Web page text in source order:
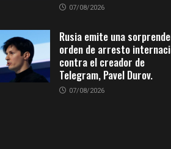
07/08/2026
Rusia emite una
orden de arresto
contra el creador de
Telegram, Pavel Durov.
07/08/2026